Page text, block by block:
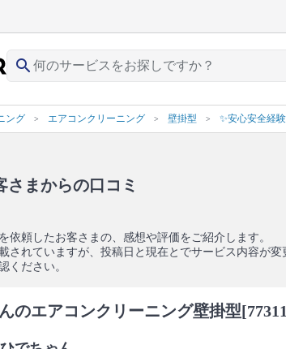
search
ング エアコンクリーニング 壁掛型 ✨安心安全経
さまからの口コミ
依頼したお客さまの、感想や評価をご紹介します。
されていますが、投稿日と現在とでサービス内容が変
ください。
のエアコンクリーニング壁掛型